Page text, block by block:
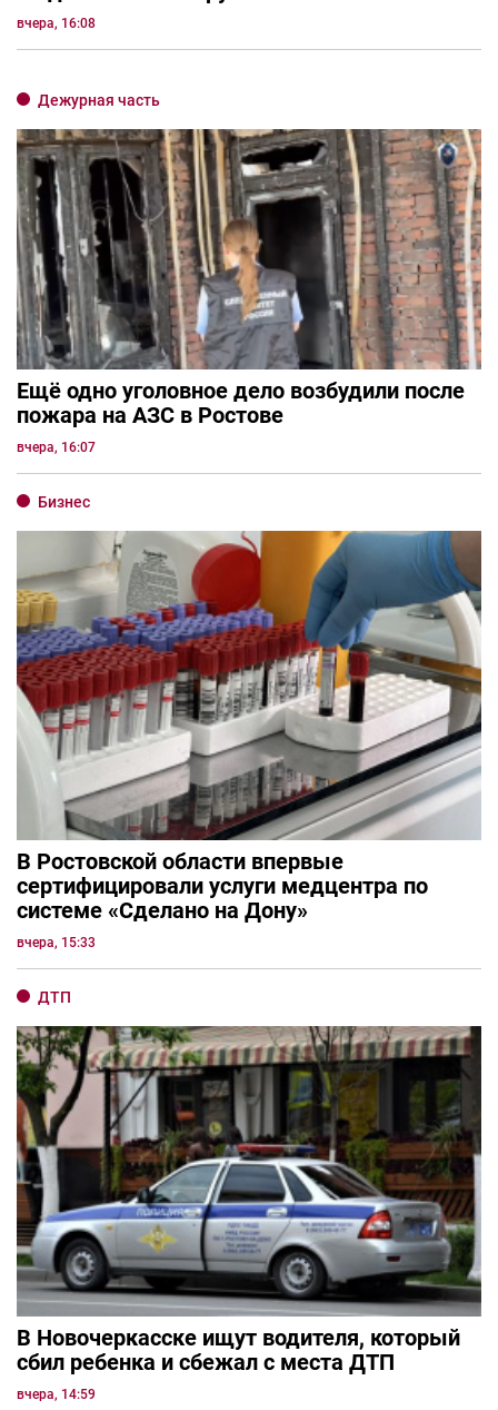
вчера, 16:08
Дежурная часть
Ещё одно уголовное дело возбудили после
пожара на АЗС в Ростове
вчера, 16:07
Бизнес
В Ростовской области впервые
сертифицировали услуги медцентра по
системе «Сделано на Дону»
вчера, 15:33
ДТП
В Новочеркасске ищут водителя, который
сбил ребенка и сбежал с места ДТП
вчера, 14:59